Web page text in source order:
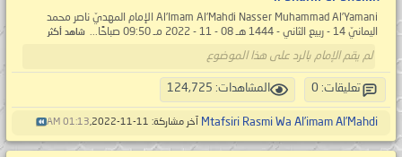
Al’Imam Al’Mahdi Nasser Muhammad Al’Yamani الإمام المهديّ ناصر محمد
اليمانيّ 14 - ربيع الثاني - 1444 هـ 08 - 11 - 2022 مـ 09:50 صباحًا...
شاهد أكثر
لم يقم الإمام بالرد على هذا الموضوع
تعليقات: 0 المشاهدات: 124,725
Mtafsiri Rasmi Wa Al’imam Al’Mahdi آخر مشاركة: 11-11-2022, 01:13 AM